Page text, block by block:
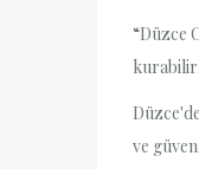
“Düzce
ve